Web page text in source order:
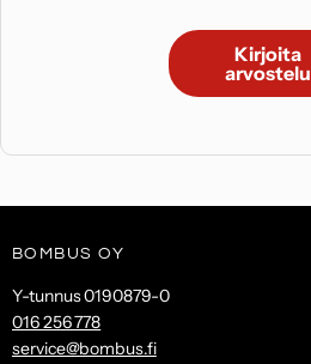
Kirjoita
arvostelu
BOMBUS OY
Y-tunnus 0190879-0
016 256 778
service@bombus.fi